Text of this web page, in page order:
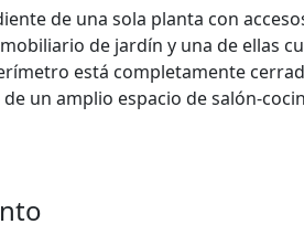
de una sola planta con
de jardín y una de ellas
está completamente
de un amplio espacio de salón-
ondas, etc. Amplio salón
pequeñas, siempre bajo